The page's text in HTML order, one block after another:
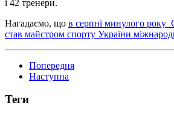
і 42 тренери.
Нагадаємо, що в серпні минулого року
став майстром спорту України
Попередня
Наступна
Теги